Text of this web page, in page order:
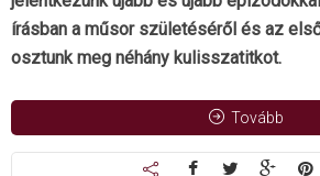
írásban a műsor születéséről és az
osztunk meg néhány kulisszatitkot.
Tovább